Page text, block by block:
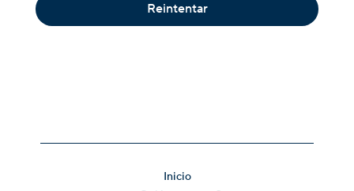
Reintentar
Inicio